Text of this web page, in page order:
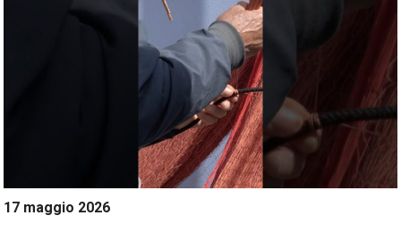
17 maggio 2026